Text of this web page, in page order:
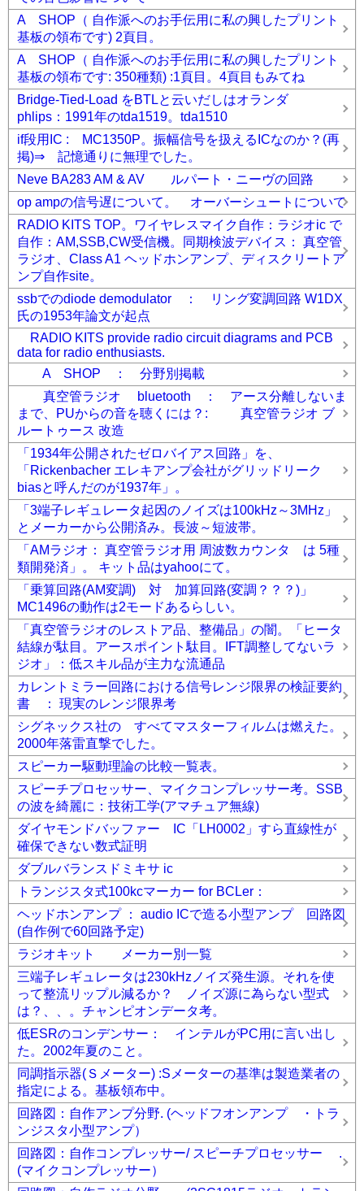
A SHOP（ 自作派へのお手伝用に私の興したプリント
基板の領布です) 2頁目。
A SHOP（ 自作派へのお手伝用に私の興したプリント
基板の領布です: 350種類) :1頁目。4頁目もみてね
Bridge-Tied-Load をBTLと云いだしはオランダ
phlips：1991年のtda1519。tda1510
if段用IC : MC1350P。振幅信号を扱えるICなのか？(再
掲)⇒ 記憶通りに無理でした。
Neve BA283 AM & AV ルパート・ニーヴの回路
op ampの信号遅について。 オーバーシュートについて
RADIO KITS TOP。ワイヤレスマイク自作：ラジオic で
自作：AM,SSB,CW受信機。同期検波デバイス： 真空管
ラジオ、Class A1 ヘッドホンアンプ、ディスクリートア
ンプ自作site。
ssbでのdiode demodulator ： リング変調回路 W1DX
氏の1953年論文が起点
RADIO KITS provide radio circuit diagrams and PCB
data for radio enthusiasts.
A SHOP ： 分野別掲載
真空管ラジオ bluetooth ： アース分離しないま
まで、PUからの音を聴くには？: 真空管ラジオ ブ
ルートゥース 改造
「1934年公開されたゼロバイアス回路」を、
「Rickenbacher エレキアンプ会社がグリッドリーク
biasと呼んだのが1937年」。
「3端子レギュレータ起因のノイズは100kHz～3MHz」
とメーカーから公開済み。長波～短波帯。
「AMラジオ： 真空管ラジオ用 周波数カウンタ は 5種
類開発済」。 キット品はyahooにて。
「乗算回路(AM変調) 対 加算回路(変調？？？)」
MC1496の動作は2モードあるらしい。
「真空管ラジオのレストア品、整備品」の闇。「ヒータ
結線が駄目。アースポイント駄目。IFT調整してないラ
ジオ」：低スキル品が主力な流通品
カレントミラー回路における信号レンジ限界の検証要約
書 ： 現実のレンジ限界考
シグネックス社の すべてマスターフィルムは燃えた。
2000年落雷直撃でした。
スピーカー駆動理論の比較一覧表。
スピーチプロセッサー、マイクコンプレッサー考。SSB
の波を綺麗に：技術工学(アマチュア無線)
ダイヤモンドバッファー IC「LH0002」すら直線性が
確保できない数式証明
ダブルバランスドミキサ ic
トランジスタ式100kcマーカー for BCLer：
ヘッドホンアンプ ： audio ICで造る小型アンプ 回路図
(自作例で60回路予定)
ラジオキット メーカー別一覧
三端子レギュレータは230kHzノイズ発生源。それを使
って整流リップル減るか？ ノイズ源に為らない型式
は？、、。チャンピオンデータ考。
低ESRのコンデンサー： インテルがPC用に言い出し
た。2002年夏のこと。
同調指示器(Ｓメーター) :Sメーターの基準は製造業者の
指定による。基板領布中。
回路図：自作アンプ分野. (ヘッドフオンアンプ ・トラ
ンジスタ小型アンプ）
回路図：自作コンプレッサー/ スピーチプロセッサー .
(マイクコンプレッサー）